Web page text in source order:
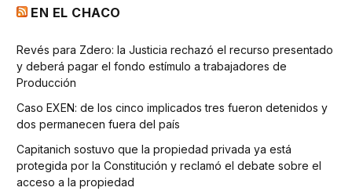
EN EL CHACO
Revés para Zdero: la Justicia rechazó el recurso presentado
y deberá pagar el fondo estímulo a trabajadores de
Producción
Caso EXEN: de los cinco implicados tres fueron detenidos y
dos permanecen fuera del país
Capitanich sostuvo que la propiedad privada ya está
protegida por la Constitución y reclamó el debate sobre el
acceso a la propiedad